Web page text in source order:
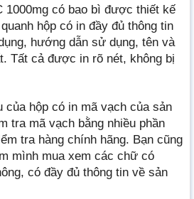
1000mg có bao bì được thiết kế
hộp có in đầy đủ thông tin
hướng dẫn sử dụng, tên và
Tất cả được in rõ nét, không bị
của hộp có in mã vạch của sản
tra mã vạch bằng nhiều phần
tra hàng chính hãng. Bạn cũng
mình mua xem các chữ có
có đầy đủ thông tin về sản